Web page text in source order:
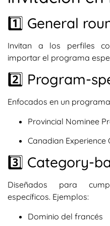
1️⃣ General
Invitan a los perfiles
importar el programa
2️⃣ Program-
Enfocados en un
Provincial Nominee
Canadian Experience
3️⃣ Category-
Diseñados para
específicos. Ejemplos:
Dominio del francés